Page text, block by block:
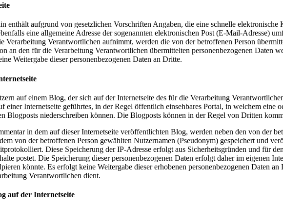
enthält aufgrund von gesetzlichen Vorschriften Angaben, die eine schnelle
eine allgemeine Adresse der sogenannten elektronischen Post (E-Mail-Adresse)
Verantwortlichen aufnimmt, werden die von der betroffenen Person
an den für die Verarbeitung Verantwortlichen übermittelten personenbezogenen Daten
Weitergabe dieser personenbezogenen Daten an Dritte.
auf einem Blog, der sich auf der Internetseite des für die Verarbeitung
einer Internetseite geführtes, in der Regel öffentlich einsehbares Portal, in welchem eine
Blogposts niederschreiben können. Die Blogposts können in der Regel von Dritten
in dem auf dieser Internetseite veröffentlichten Blog, werden neben den von der
von der betroffenen Person gewählten Nutzernamen (Pseudonym) gespeichert und
Diese Speicherung der IP-Adresse erfolgt aus Sicherheitsgründen und für
postet. Die Speicherung dieser personenbezogenen Daten erfolgt daher im eigenen
könnte. Es erfolgt keine Weitergabe dieser erhobenen personenbezogenen Daten
Verantwortlichen dient.
auf der Internetseite